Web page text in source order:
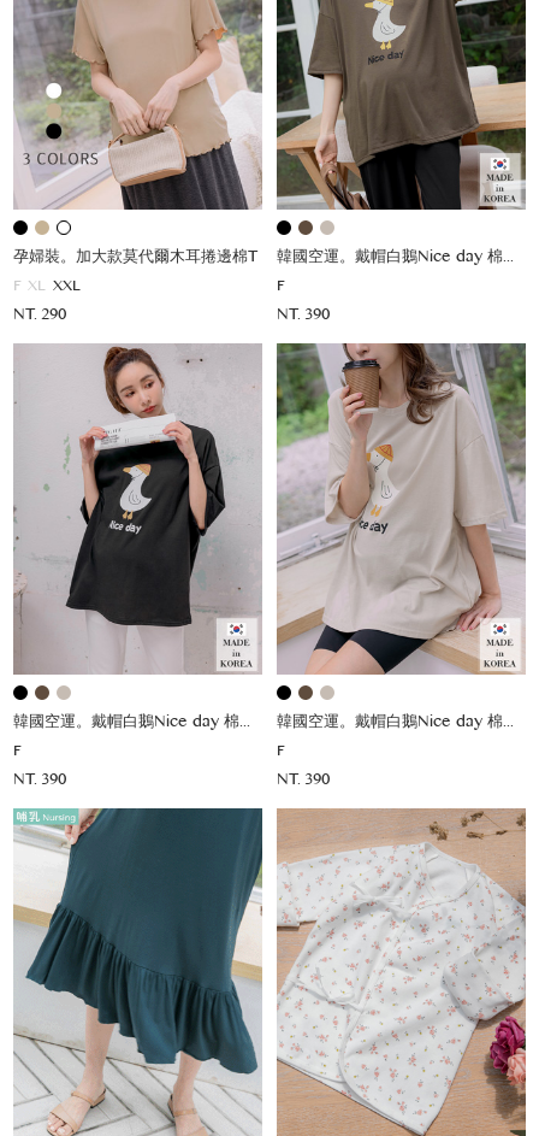
孕婦裝。加大款莫代爾木耳捲邊棉T
F XL XXL
NT. 290
韓國空運。戴帽白鵝Nice day 棉上衣
F
NT. 390
韓國空運。戴帽白鵝Nice day 棉上衣
F
NT. 390
韓國空運。戴帽白鵝Nice day 棉上衣
F
NT. 390